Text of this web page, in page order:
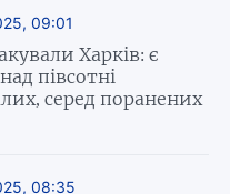
09:01
Харків: є
півсотні
серед поранених
08:35